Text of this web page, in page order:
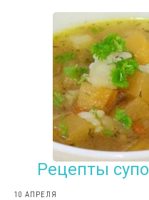
Рецепты
10 АПРЕЛЯ